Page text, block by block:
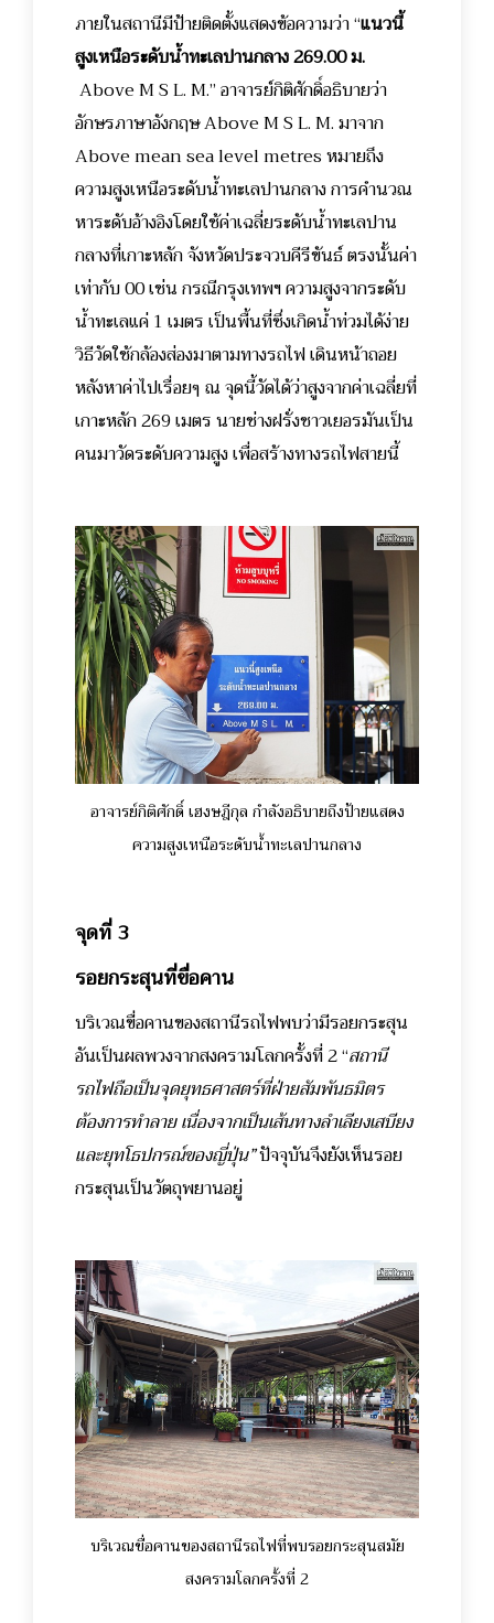
ภายในสถานีมีป้ายติดตั้งแสดงข้อความว่า “แนวนี้
สูงเหนือระดับน้ำทะเลปานกลาง 269.00 ม.
Above M S L. M.” อาจารย์กิติศักดิ์อธิบายว่า
อักษรภาษาอังกฤษ Above M S L. M. มาจาก
Above mean sea level metres หมายถึง
ความสูงเหนือระดับน้ำทะเลปานกลาง การคำนวณ
หาระดับอ้างอิงโดยใช้ค่าเฉลี่ยระดับน้ำทะเลปาน
กลางที่เกาะหลัก จังหวัดประจวบคีรีขันธ์ ตรงนั้นค่า
เท่ากับ 00 เช่น กรณีกรุงเทพฯ ความสูงจากระดับ
น้ำทะเลแค่ 1 เมตร เป็นพื้นที่ซึ่งเกิดน้ำท่วมได้ง่าย
วิธีวัดใช้กล้องส่องมาตามทางรถไฟ เดินหน้าถอย
หลังหาค่าไปเรื่อยๆ ณ จุดนี้วัดได้ว่าสูงจากค่าเฉลี่ยที่
เกาะหลัก 269 เมตร นายช่างฝรั่งชาวเยอรมันเป็น
คนมาวัดระดับความสูง เพื่อสร้างทางรถไฟสายนี้
อาจารย์กิติศักดิ์ เฮงษฎีกุล กำลังอธิบายถึงป้ายแสดง
ความสูงเหนือระดับน้ำทะเลปานกลาง
จุดที่ 3
รอยกระสุนที่ขื่อคาน
บริเวณขื่อคานของสถานีรถไฟพบว่ามีรอยกระสุน
อันเป็นผลพวงจากสงครามโลกครั้งที่ 2 “สถานี
รถไฟถือเป็นจุดยุทธศาสตร์ที่ฝ่ายสัมพันธมิตร
ต้องการทำลาย เนื่องจากเป็นเส้นทางลำเลียงเสบียง
และยุทโธปกรณ์ของญี่ปุ่น”ปัจจุบันจึงยังเห็นรอย
กระสุนเป็นวัตถุพยานอยู่
บริเวณขื่อคานของสถานีรถไฟที่พบรอยกระสุนสมัย
สงครามโลกครั้งที่ 2